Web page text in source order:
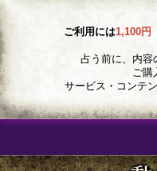
ご利用には1,100円
占う前に、内容
ご購
サービス・コンテ